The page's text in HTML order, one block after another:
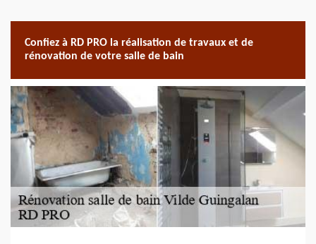
Confiez à RD PRO la réalisation de travaux et de
rénovation de votre salle de bain